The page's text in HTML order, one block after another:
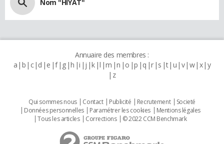
Nom "HIYAT"
Annuaire des membres :
a b c d e f g h i j k l m n o p q r s t u v w x y
z
Qui sommes nous Contact Publicité Recrutement
Societé
Données personnelles
Paramétrer les cookies
Mentions légales
Tous les articles
Corrections © 2022 CCM Benchmark